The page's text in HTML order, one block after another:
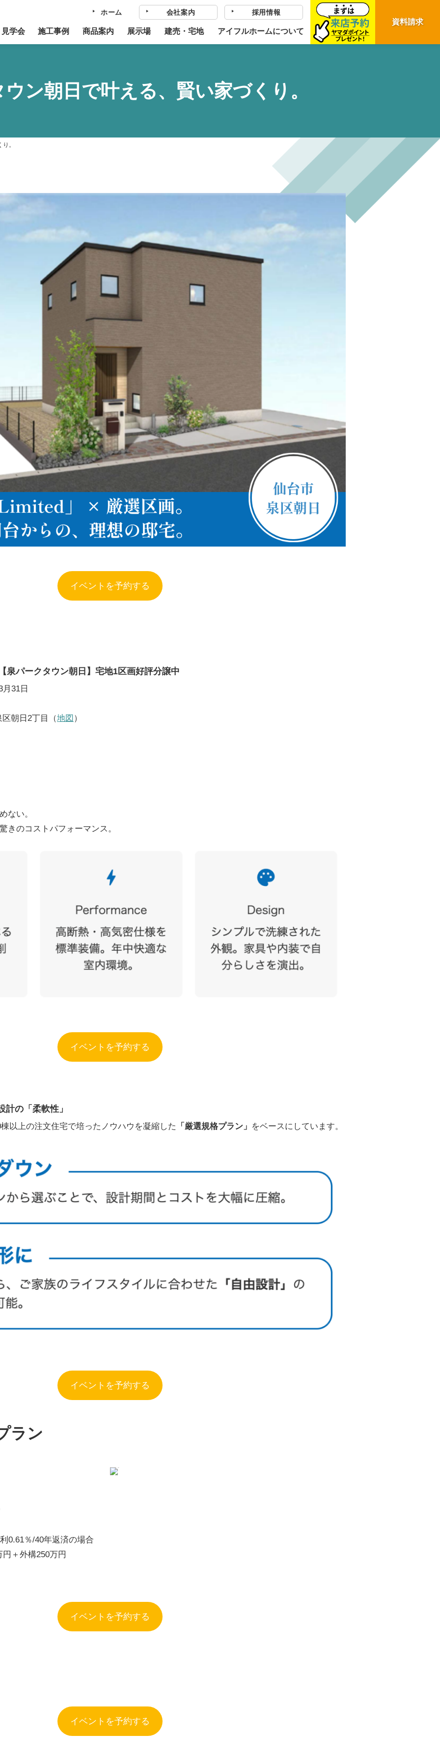
資料請求
学会
施工事例 商品案内 展示場 建売・宅地 アイフルホームについて
ホーム 会社案内 採用情報
ン朝日で叶える、賢い家づくり。
。
イベントを予約する
泉パークタウン朝日】宅地1区画好評分譲中
31日
朝日2丁目（地図 ）
ない。
きのコストパフォーマンス。
イベントを予約する
の「柔軟性」
以上の注文住宅で培ったノウハウを凝縮した 「厳選規格プラン」 をベースにしています。
イベントを予約する
ラン
0.61％/40年返済の場合
＋外構250万円
イベントを予約する
イベントを予約する